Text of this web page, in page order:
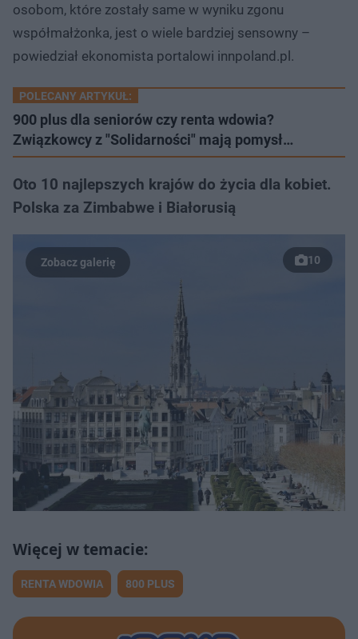
osobom, które zostały same w wyniku zgonu
współmałżonka, jest o wiele bardziej sensowny –
powiedział ekonomista portalowi innpoland.pl.
POLECANY ARTYKUŁ:
900 plus dla seniorów czy renta wdowia?
Związkowcy z "Solidarności" mają pomysł…
Oto 10 najlepszych krajów do życia dla kobiet.
Polska za Zimbabwe i Białorusią
10
RENTA WDOWIA 800 PLUS